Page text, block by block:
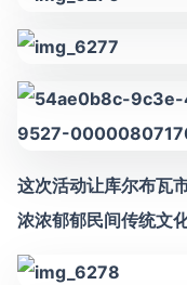
这次活动让库尔布瓦
浓浓郁郁民间传统文